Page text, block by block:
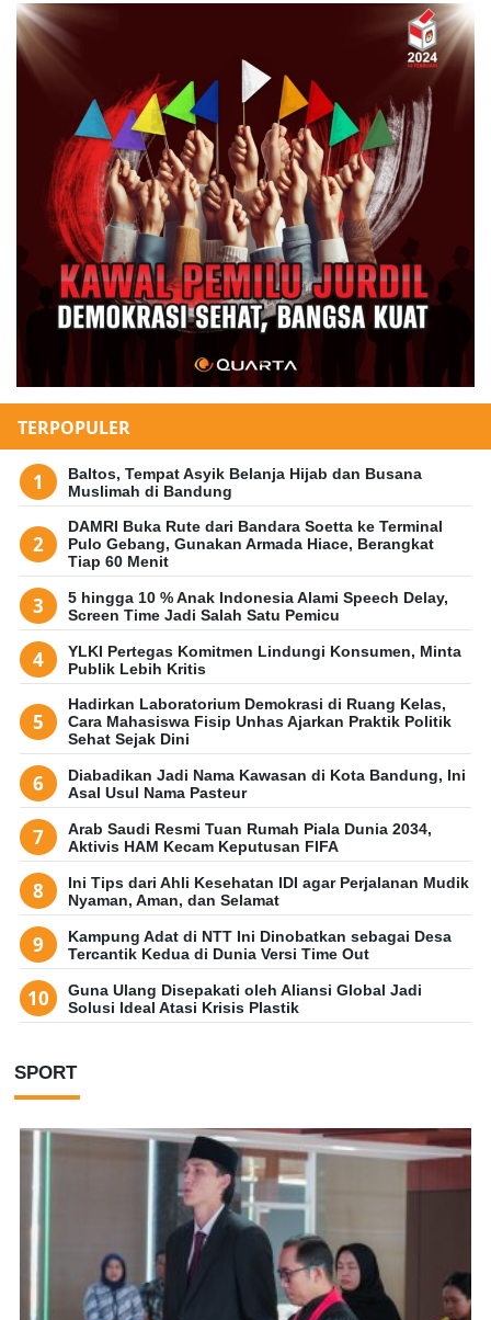
TERPOPULER
Baltos, Tempat Asyik Belanja Hijab dan Busana
Muslimah di Bandung
DAMRI Buka Rute dari Bandara Soetta ke Terminal
Pulo Gebang, Gunakan Armada Hiace, Berangkat
Tiap 60 Menit
5 hingga 10 % Anak Indonesia Alami Speech Delay,
Screen Time Jadi Salah Satu Pemicu
YLKI Pertegas Komitmen Lindungi Konsumen, Minta
Publik Lebih Kritis
Hadirkan Laboratorium Demokrasi di Ruang Kelas,
Cara Mahasiswa Fisip Unhas Ajarkan Praktik Politik
Sehat Sejak Dini
Diabadikan Jadi Nama Kawasan di Kota Bandung, Ini
Asal Usul Nama Pasteur
Arab Saudi Resmi Tuan Rumah Piala Dunia 2034,
Aktivis HAM Kecam Keputusan FIFA
Ini Tips dari Ahli Kesehatan IDI agar Perjalanan Mudik
Nyaman, Aman, dan Selamat
Kampung Adat di NTT Ini Dinobatkan sebagai Desa
Tercantik Kedua di Dunia Versi Time Out
Guna Ulang Disepakati oleh Aliansi Global Jadi
Solusi Ideal Atasi Krisis Plastik
SPORT